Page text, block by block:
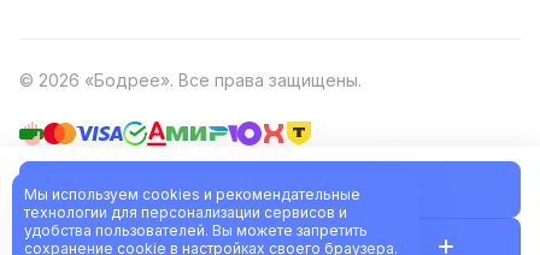
В корзину
© 2026 «Бодрее». Все права защищены.
Политика обработки персональных данных
Разработано в
Мы используем cookies и рекомендательные
технологии для персонализации сервисов и
удобства пользователей. Вы можете запретить
сохранение cookie в настройках своего браузера.